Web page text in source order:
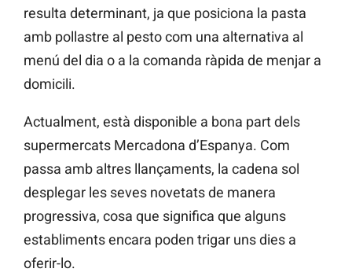
resulta determinant, ja que posiciona la pasta
amb pollastre al pesto com una alternativa al
menú del dia o a la comanda ràpida de menjar a
domicili.
Actualment, està disponible a bona part dels
supermercats Mercadona d’Espanya. Com
passa amb altres llançaments, la cadena sol
desplegar les seves novetats de manera
progressiva, cosa que significa que alguns
establiments encara poden trigar uns dies a
oferir-lo.